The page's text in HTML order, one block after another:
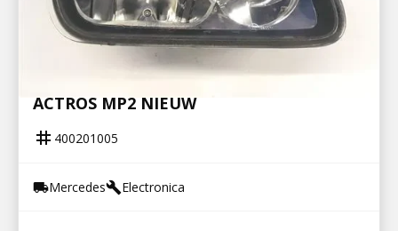
ACTROS MP2 NIEUW
tag 400201005
local_shippingMercedesbuildElectronica